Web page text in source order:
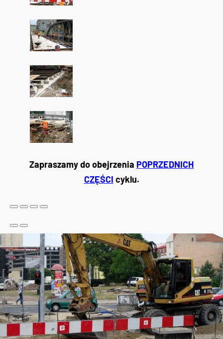
Zapraszamy do obejrzenia POPRZEDNICH
CZĘŚCI cyklu.